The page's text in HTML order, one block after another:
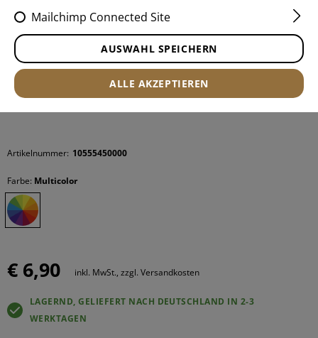
Artikelnummer: 10555450000
Farbe: Multicolor
€ 6,90 inkl. MwSt., zzgl. Versandkosten
LAGERND, GELIEFERT NACH DEUTSCHLAND IN 2-3
WERKTAGEN
Mailchimp Connected Site
AUSWAHL SPEICHERN
ALLE AKZEPTIEREN